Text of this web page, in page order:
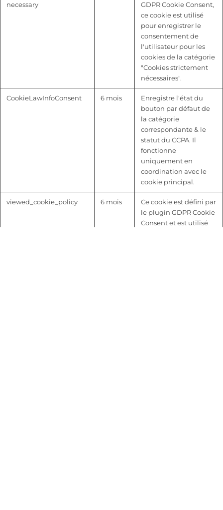
necessary
GDPR Cookie Consent,
ce cookie est utilisé
pour enregistrer le
consentement de
l'utilisateur pour les
cookies de la catégorie
"Cookies strictement
nécessaires".
CookieLawInfoConsent 6 mois
Enregistre l'état du
bouton par défaut de
la catégorie
correspondante & le
statut du CCPA. Il
fonctionne
uniquement en
coordination avec le
cookie principal.
viewed_cookie_policy 6 mois
Ce cookie est défini par
le plugin GDPR Cookie
Consent et est utilisé